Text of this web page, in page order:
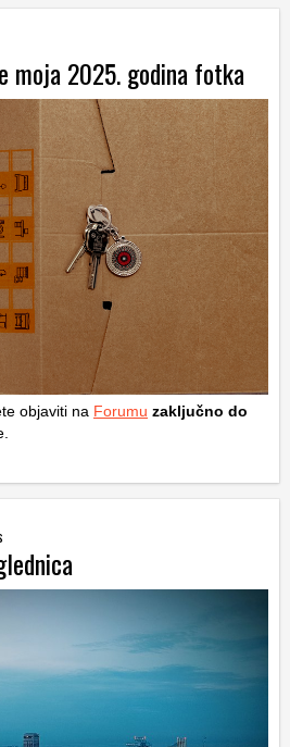
moja 2025. godina fotka
objaviti na Forumu zaključno do